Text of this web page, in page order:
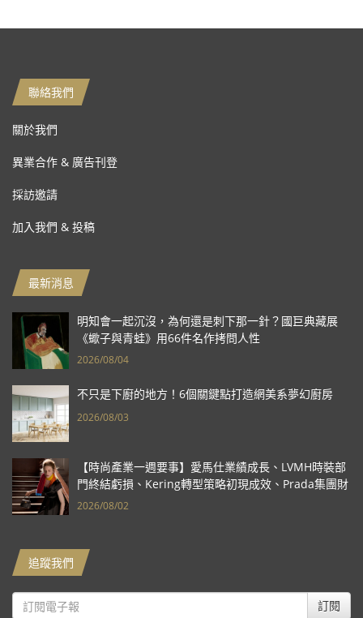
聯絡我們
關於我們
異業合作 & 廣告刊登
採訪邀請
加入我們 & 投稿
最新消息
明知會一起沉沒，為何還是刺下那一針？國巨典藏展
《蠍子與青蛙》用66件名作拷問人性
2026/08/04
不只是下廚的地方！6個關鍵點打造網美系夢幻廚房
2026/08/03
【時尚產業一週要事】愛馬仕業績成長、LVMH時裝部
門終結虧損、Kering轉型策略初現成效、Prada集團財
報亮眼
2026/08/02
追蹤我們
訂閱